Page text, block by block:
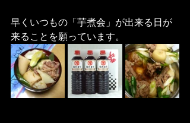
早くいつもの「芋煮会」が出来る日が
来ることを願っています。